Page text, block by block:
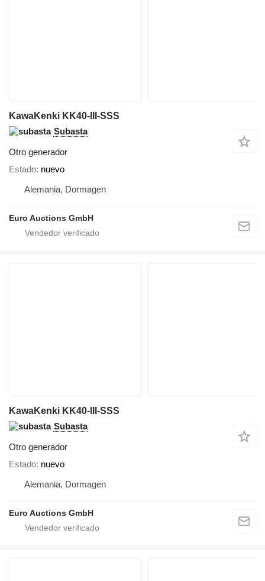
KawaKenki KK40-III-SSS
Subasta
Otro generador
Estado nuevo
Alemania, Dormagen
Euro Auctions GmbH
KawaKenki KK40-III-SSS
Subasta
Otro generador
Estado nuevo
Alemania, Dormagen
Euro Auctions GmbH